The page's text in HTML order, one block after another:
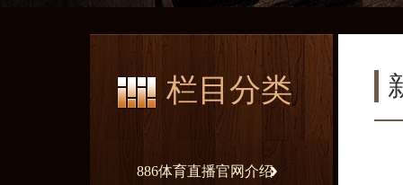
栏目分类
886体育直播官网介绍